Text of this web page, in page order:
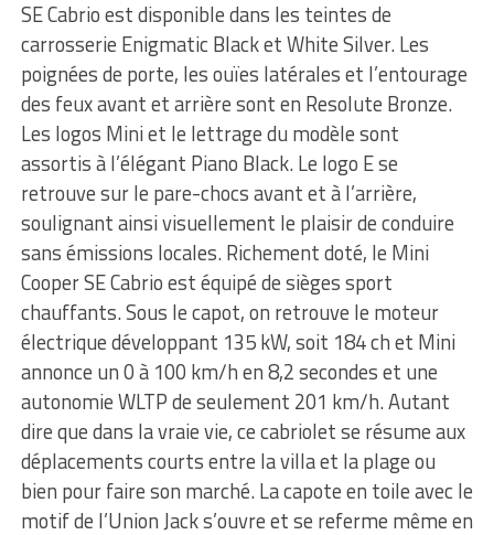
SE Cabrio est disponible dans les teintes de
carrosserie Enigmatic Black et White Silver. Les
poignées de porte, les ouïes latérales et l’entourage
des feux avant et arrière sont en Resolute Bronze.
Les logos Mini et le lettrage du modèle sont
assortis à l’élégant Piano Black. Le logo E se
retrouve sur le pare-chocs avant et à l’arrière,
soulignant ainsi visuellement le plaisir de conduire
sans émissions locales. Richement doté, le Mini
Cooper SE Cabrio est équipé de sièges sport
chauffants. Sous le capot, on retrouve le moteur
électrique développant 135 kW, soit 184 ch et Mini
annonce un 0 à 100 km/h en 8,2 secondes et une
autonomie WLTP de seulement 201 km/h. Autant
dire que dans la vraie vie, ce cabriolet se résume aux
déplacements courts entre la villa et la plage ou
bien pour faire son marché. La capote en toile avec le
motif de l’Union Jack s’ouvre et se referme même en